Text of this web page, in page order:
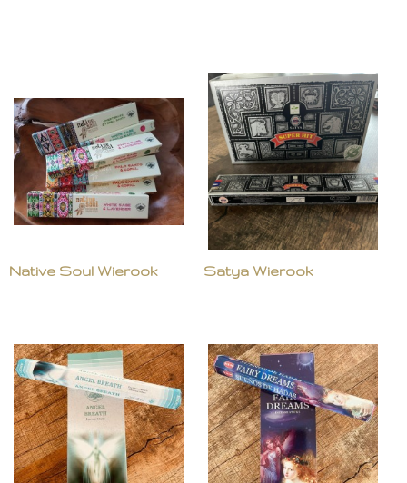
Native Soul Wierook Satya Wierook